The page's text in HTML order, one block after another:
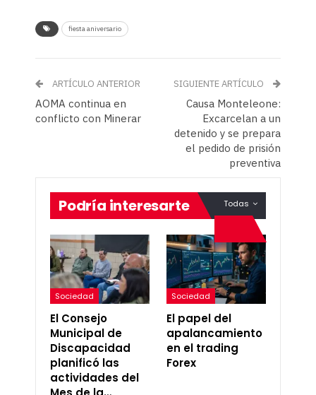
fiesta aniversario
ARTÍCULO ANTERIOR
AOMA continua en
conflicto con Minerar
SIGUIENTE ARTÍCULO
Causa Monteleone:
Excarcelan a un
detenido y se prepara
el pedido de prisión
preventiva
Todas
Podría interesarte
Sociedad
El Consejo
Municipal de
Discapacidad
planificó las
actividades del
Sociedad
El papel del
apalancamiento
en el trading
Forex